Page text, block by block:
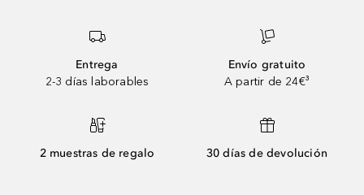
Entrega
2-3 días laborables
Envío gratuito
A partir de 24€³
2 muestras de regalo 30 días de devolución